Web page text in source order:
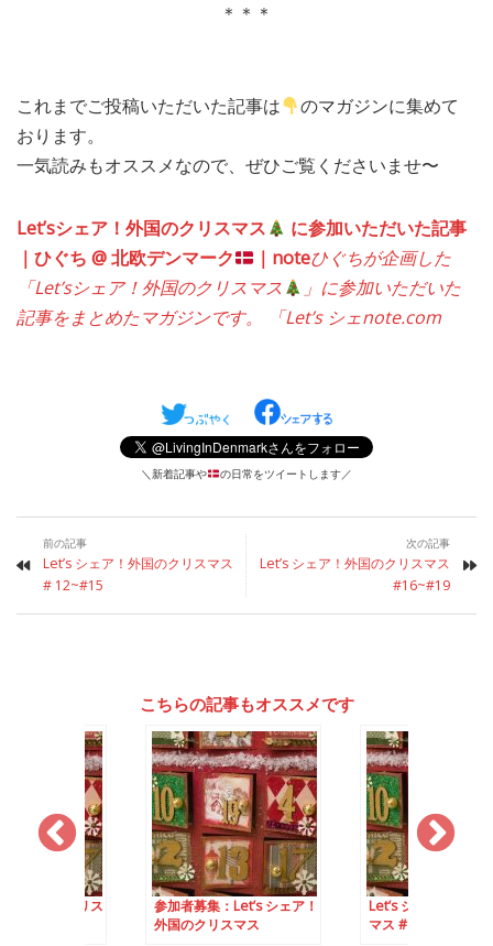
＊＊＊
これまでご投稿いただいた記事は
のマガジンに集めて
おります。
一気読みもオススメなので、ぜひご覧くださいませ〜
Let’sシェア！外国のクリスマス
に参加いただいた記事
｜ひぐち @ 北欧デンマーク
｜noteひぐちが企画した
「Let’sシェア！外国のクリスマス
」に参加いただいた
記事をまとめたマガジンです。 「Let’s シェnote.com
＼新着記事や の日常をツイートします／
前の記事
Let’s シェア！外国のクリスマス
# 12~#15
次の記事
Let’s シェア！外国のクリスマス
#16~#19
こちらの記事もオススメです
！外国のクリス
参加者募集：Let’s シェア！
外国のクリスマス
Let’s シェア！外国
マス # 5 ~ #7